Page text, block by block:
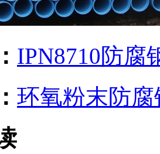
IPN8710防腐
环氧粉末防腐